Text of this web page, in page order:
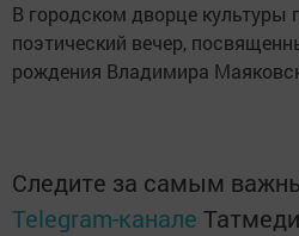
В городском дворце культуры
поэтический вечер,
рождения Владимира
Следите за самым
Telegram-канале